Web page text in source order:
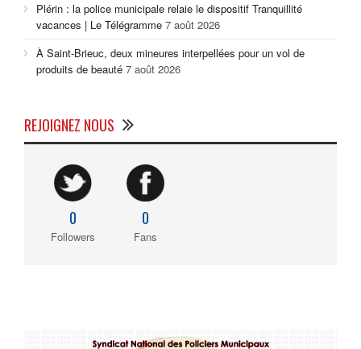
Plérin : la police municipale relaie le dispositif Tranquillité
vacances | Le Télégramme 7 août 2026
À Saint-Brieuc, deux mineures interpellées pour un vol de
produits de beauté 7 août 2026
REJOIGNEZ NOUS
0
Followers
0
Fans